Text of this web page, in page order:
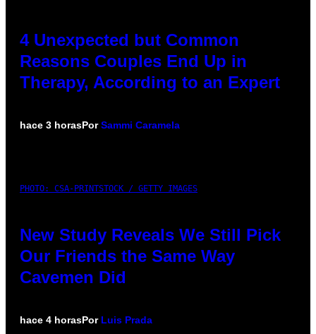
4 Unexpected but Common
Reasons Couples End Up in
Therapy, According to an Expert
hace 3 horasPorSammi Caramela
PHOTO: CSA-PRINTSTOCK / GETTY IMAGES
New Study Reveals We Still Pick
Our Friends the Same Way
Cavemen Did
hace 4 horasPor Luis Prada